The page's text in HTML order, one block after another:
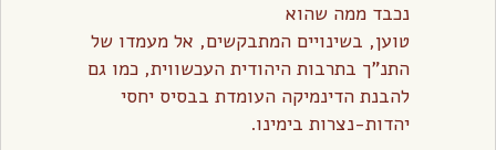
נכבד ממה שהוא
טוען, בשינויים המתבקשים, אל מעמדו של
התנ”ך בתרבות היהודית העכשווית, כמו גם
להבנת הדינמיקה העומדת בבסיס יחסי
יהדות-נצרות בימינו.